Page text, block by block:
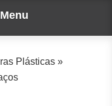
Menu
Plásticas »